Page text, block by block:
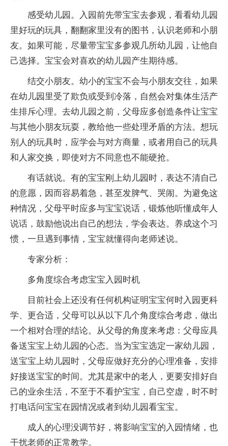
感受幼儿园。入园前先带宝宝去参观，看看幼儿园
里好玩的玩具，翻翻家里没有的图书，认识老师和小朋
友。如果可能，尽量带宝宝多参观几所幼儿园，让他自
己选择。宝宝会对喜欢的幼儿园产生期待感。
结交小朋友。幼小的宝宝不会与小朋友交往，如果
在幼儿园里受了欺负或受到冷落，自然会对集体生活产
生排斥心理。去幼儿园之前，父母应多创造条件让宝宝
与其他小朋友玩耍，教给他一些处理矛盾的方法。想玩
别人的玩具时，应学会与对方商量，或者用自己的玩具
和人家交换，即使对方不同意也不能硬抢。
有话就说。有的宝宝刚上幼儿园时，表达不清自己
的意愿，因而容易着急，甚至发脾气、哭闹。为避免这
种情况，父母平时应多与宝宝说话，锻炼他听懂成年人
说话，鼓励他说出自己的想法，学会表达。养成这个习
惯，一旦遇到事情，宝宝就懂得向老师述说。
专家分析：
多角度综合考虑宝宝入园时机
目前社会上还没有任何机构证明宝宝何时入园更科
学、更合适，父母可以从以下几个角度综合考虑，做出
一个相对合理的结论。从父母的角度来考虑：父母应具
备送宝宝上幼儿园的心态。当为宝宝选定一家幼儿园，
送宝宝上幼儿园时，父母应做好充分的心理准备，安排
好接送宝宝的时间。尤其是家中的老人，更要安排好自
己的业余生活，不至于不看护宝宝，自己空虚，时不时
打电话问宝宝在园情况或者到幼儿园看宝宝。
成人的心理没调节好，将影响宝宝的入园情绪，也
干扰老师的正常教学。